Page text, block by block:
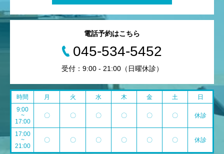
電話予約はこちら
045-534-5452
受付：9:00 - 21:00（日曜休診）
時間 月 火 水 木 金 土
日
9:00
~
17:00
〇 〇 〇 〇 〇 〇 休診
17:00
~
21:00
〇 〇 〇 〇 〇 〇 休診